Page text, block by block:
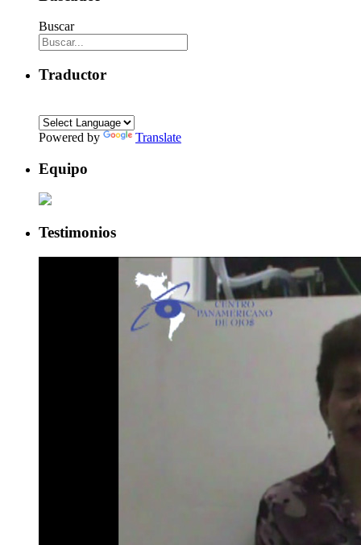
Buscar
Traductor
Powered by Translate
Equipo
Testimonios